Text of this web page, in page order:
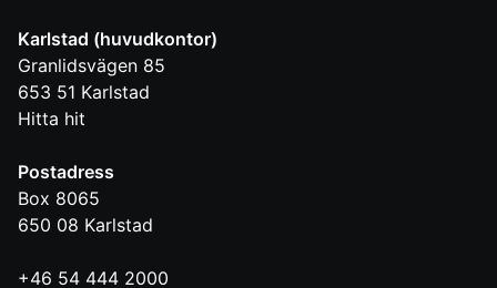
Karlstad (huvudkontor)
Granlidsvägen 85
653 51 Karlstad
Hitta hit
Postadress
Box 8065
650 08 Karlstad
+46 54 444 2000